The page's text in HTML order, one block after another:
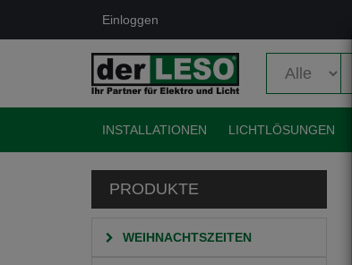
Einloggen
INSTALLATIONEN LICHTLÖSUNGEN
PRODUKTE
WEIHNACHTSZEITEN